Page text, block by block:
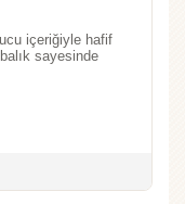
içeriğiyle hafif
sayesinde